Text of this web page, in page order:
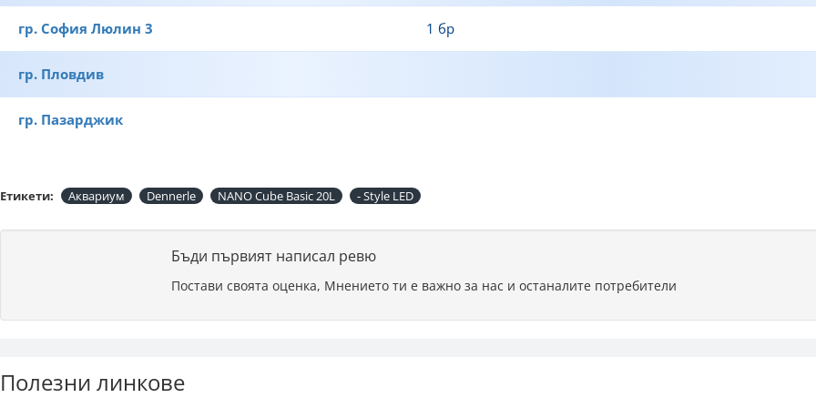
гр. София Люлин 3 1 бр
гр. Пловдив
гр. Пазарджик
Етикети: Аквариум Dennerle NANO Cube Basic 20L - Style LED
Бъди първият написал ревю
Постави своята оценка, Мнението ти е важно за нас и останалите потребители
Полезни линкове